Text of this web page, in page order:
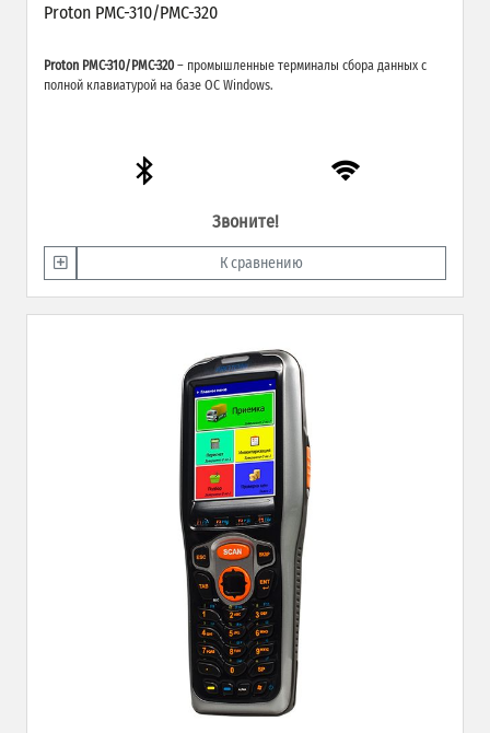
Proton PMC-310/PMC-320
Proton PMC-310/PMC-320 – промышленные терминалы сбора данных с
полной клавиатурой на базе ОС Windows.
Звоните!
К сравнению